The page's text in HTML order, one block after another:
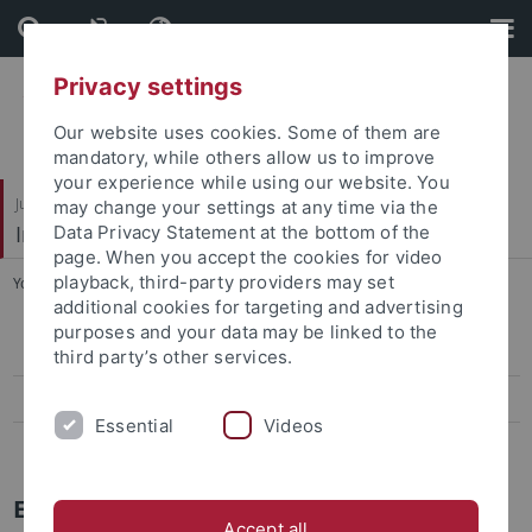
Skip
to
content
Skip
to
footer
Juristische Fakultät
Institut für Kriminologie
You are here: Home ... Electronic Book Series “TüKrim”
Publications by IoC Staff
Electronic Book Series “TüKrim”
Electronic Book Series “TüKrim”
Privacy settings
Our website uses cookies. Some of them are
mandatory, while others allow us to improve
your experience while using our website. You
may change your settings at any time via the
Data Privacy Statement at the bottom of the
page. When you accept the cookies for video
playback, third-party providers may set
additional cookies for targeting and advertising
purposes and your data may be linked to the
third party’s other services.
Essential Videos